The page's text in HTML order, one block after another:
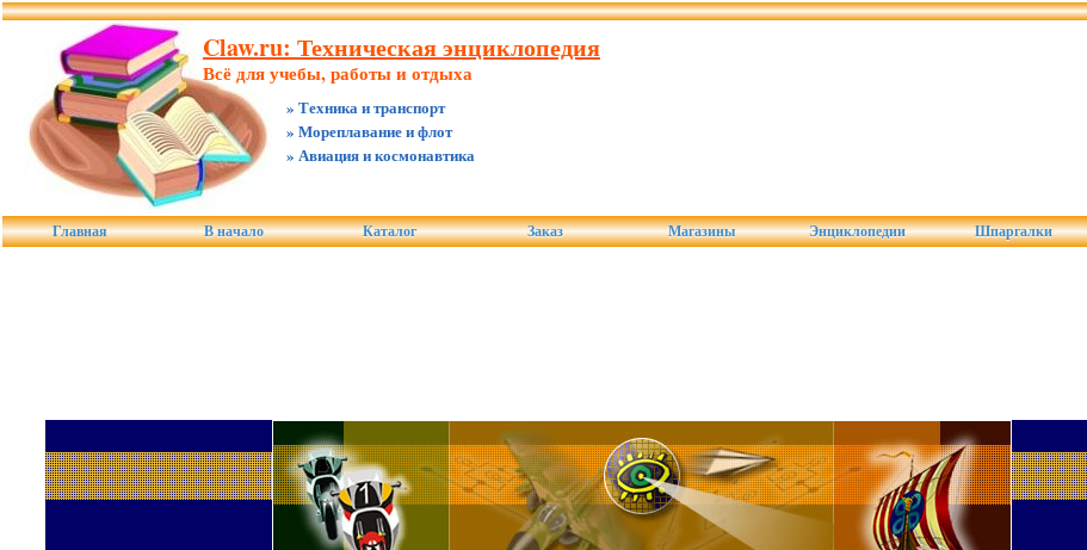
Claw.ru: Техническая энциклопедия
Всё для учебы, работы и отдыха
» Техника и транспорт
» Мореплавание и флот
» Авиация и космонавтика
Главная В начало Каталог Заказ Магазины Энциклопедии Шпаргалки